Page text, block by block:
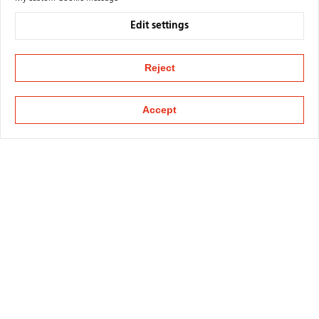
Edit settings
Reject
Accept